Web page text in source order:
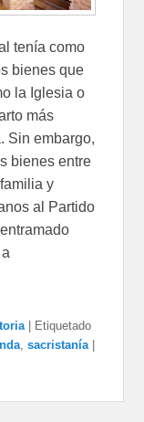
tenía como
bienes que
la Iglesia o
más
Sin embargo,
bienes entre
y
al Partido
Etiquetado
,sacristanía